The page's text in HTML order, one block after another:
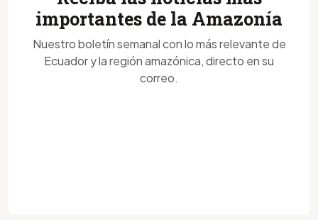
importantes de la Amazonía
Nuestro boletín semanal con lo más relevante de
Ecuador y la región amazónica, directo en su
correo.